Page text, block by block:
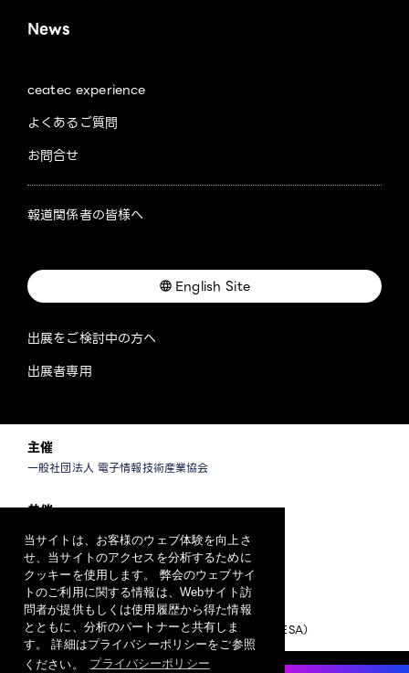
当サイトは、お客様のウェブ体験を向上さ
せ、当サイトのアクセスを分析するために
クッキーを使用します。 弊会のウェブサイ
トのご利用に関する情報は、Webサイト訪
問者が提供もしくは使用履歴から得た情報
とともに、分析のパートナーと共有しま
す。 詳細はプライバシーポリシーをご参照
ください。
プライバシーポリシー
News
ceatec experience
よくあるご質問
お問合せ
報道関係者の皆様へ
English Site
出展をご検討中の方へ
出展者専用
主催
一般社団法人 電子情報技術産業協会
共催
一般社団法人 情報通信ネットワーク産業協会
一般社団法人 ソフトウェア協会
運営
CEATEC 運営事務局
（一般社団法人日本エレクトロニクスショー協会/JESA）